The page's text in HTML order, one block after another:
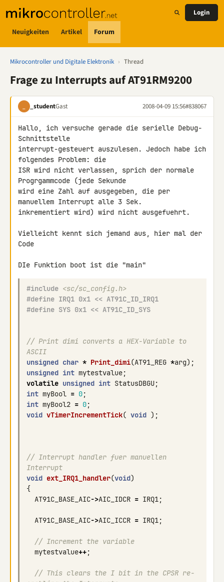
Neuigkeiten Artikel Forum
Login
Mikrocontroller und Digitale Elektronik › Thread
Frage zu Interrupts auf AT91RM9200
_studentGast 2008-04-09 15:56#838067
Hallo, ich versuche gerade die serielle Debug-
Schnittstelle
interrupt-gesteuert auszulesen. Jedoch habe ich
folgendes Problem: die
ISR wird nicht verlassen, sprich der normale
Progrgammcode (jede Sekunde
wird eine Zahl auf ausgegeben, die per
manuellem Interrupt alle 3 Sek.
inkrementiert wird) wird nicht ausgefuehrt.
Vielleicht kennt sich jemand aus, hier mal der
Code
#include <sc/sc_config.h>
#define IRQ1 0x1 << AT91C_ID_IRQ1
#define SYS 0x1 << AT91C_ID_SYS
// Print dimi converts a HEX-Variable to
ASCII
unsigned char * Print_dimi(AT91_REG *arg);
unsigned int mytestvalue;
volatile unsigned int StatusDBGU;
int myBool = 0;
int myBool2 = 0;
void vTimerIncrementTick( void );
// Interrupt handler fuer manuellen
Interrupt
void ext_IRQ1_handler(void)
{
AT91C_BASE_AIC->AIC_IDCR = IRQ1;
AT91C_BASE_AIC->AIC_ICCR = IRQ1;
// Increment the variable
mytestvalue++;
// This clears the I bit in the CPSR re-